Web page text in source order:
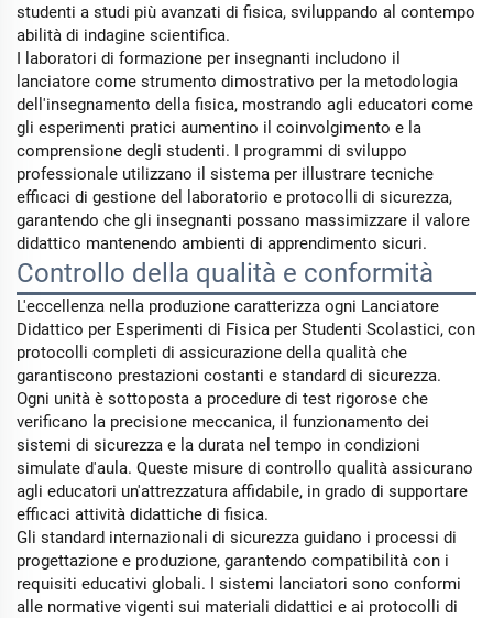
studenti a studi più avanzati di fisica, sviluppando al contempo
abilità di indagine scientifica.
I laboratori di formazione per insegnanti includono il
lanciatore come strumento dimostrativo per la metodologia
dell'insegnamento della fisica, mostrando agli educatori come
gli esperimenti pratici aumentino il coinvolgimento e la
comprensione degli studenti. I programmi di sviluppo
professionale utilizzano il sistema per illustrare tecniche
efficaci di gestione del laboratorio e protocolli di sicurezza,
garantendo che gli insegnanti possano massimizzare il valore
didattico mantenendo ambienti di apprendimento sicuri.
Controllo della qualità e conformità
L'eccellenza nella produzione caratterizza ogni Lanciatore
Didattico per Esperimenti di Fisica per Studenti Scolastici, con
protocolli completi di assicurazione della qualità che
garantiscono prestazioni costanti e standard di sicurezza.
Ogni unità è sottoposta a procedure di test rigorose che
verificano la precisione meccanica, il funzionamento dei
sistemi di sicurezza e la durata nel tempo in condizioni
simulate d'aula. Queste misure di controllo qualità assicurano
agli educatori un'attrezzatura affidabile, in grado di supportare
efficaci attività didattiche di fisica.
Gli standard internazionali di sicurezza guidano i processi di
progettazione e produzione, garantendo compatibilità con i
requisiti educativi globali. I sistemi lanciatori sono conformi
alle normative vigenti sui materiali didattici e ai protocolli di